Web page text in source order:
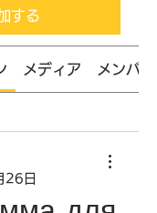
する
メディア メンバー
26日